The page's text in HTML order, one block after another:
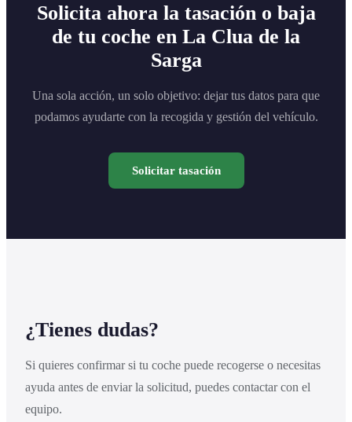
Solicita ahora la tasación o baja
de tu coche en La Clua de la
Sarga
Una sola acción, un solo objetivo: dejar tus datos para que
podamos ayudarte con la recogida y gestión del vehículo.
Solicitar tasación
¿Tienes dudas?
Si quieres confirmar si tu coche puede recogerse o necesitas
ayuda antes de enviar la solicitud, puedes contactar con el
equipo.